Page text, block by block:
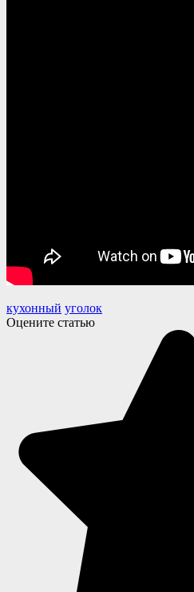
кухонный уголок
Оцените статью